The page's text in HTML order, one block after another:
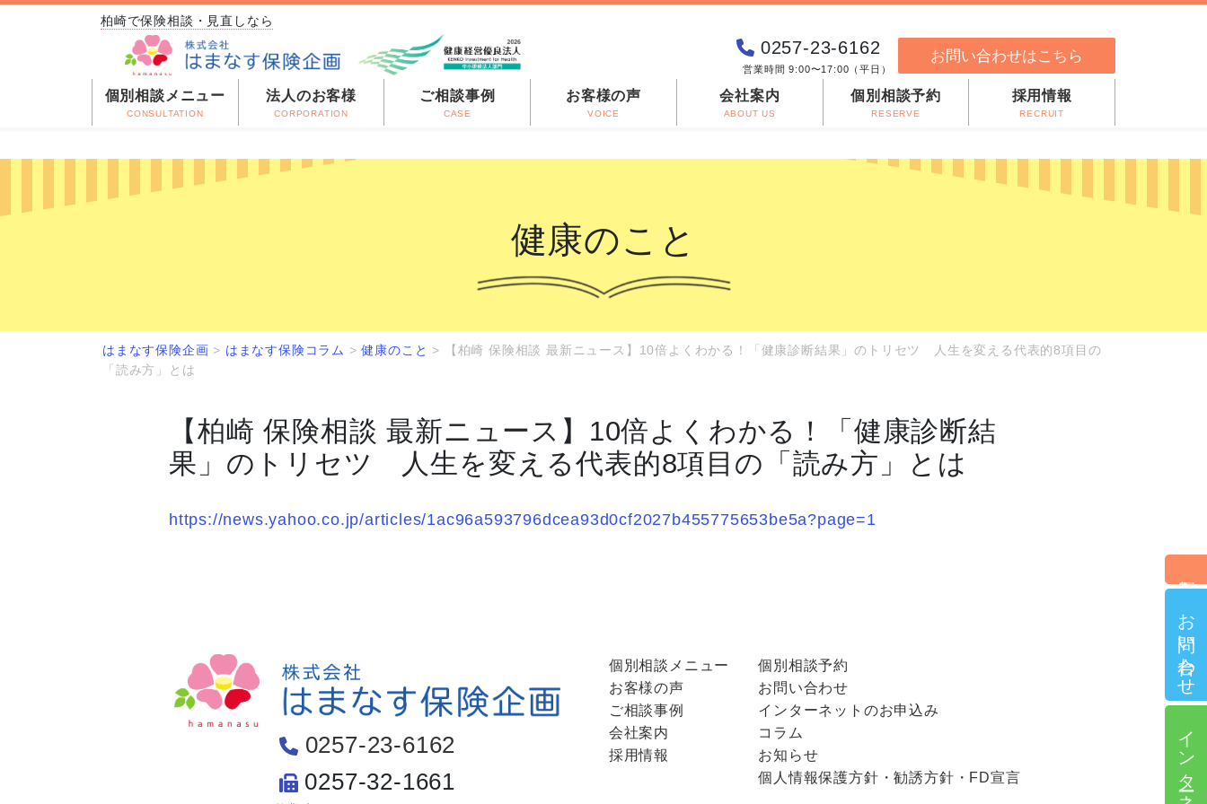
柏崎で保険相談・見直しなら
0257-23-6162
営業時間 9:00〜17:00（平日）
お問い合わせはこちら
個別相談メニュー
CONSULTATION
法人のお客様
CORPORATION
ご相談事例
CASE
お客様の声
VOICE
会社案内
ABOUT US
個別相談予約
RESERVE
採用情報
RECRUIT
健康のこと
はまなす保険企画 > はまなす保険コラム >健康のこと >
【柏崎 保険相談 最新ニュース】10倍よくわかる！「健康診断結果」のトリセツ 人生を変える代表的8項目の
「読み方」とは
【柏崎 保険相談 最新ニュース】10倍よくわかる！「健康診断結
果」のトリセツ 人生を変える代表的8項目の「読み方」とは
https://news.yahoo.co.jp/articles/1ac96a593796dcea93d0cf2027b455775653be5a?page=1
お問い合わせ
0257-23-6162
0257-32-1661
個別相談メニュー
お客様の声
ご相談事例
会社案内
採用情報
個別相談予約
お問い合わせ
インターネットのお申込み
コラム
お知らせ
個人情報保護方針・勧誘方針・FD宣言